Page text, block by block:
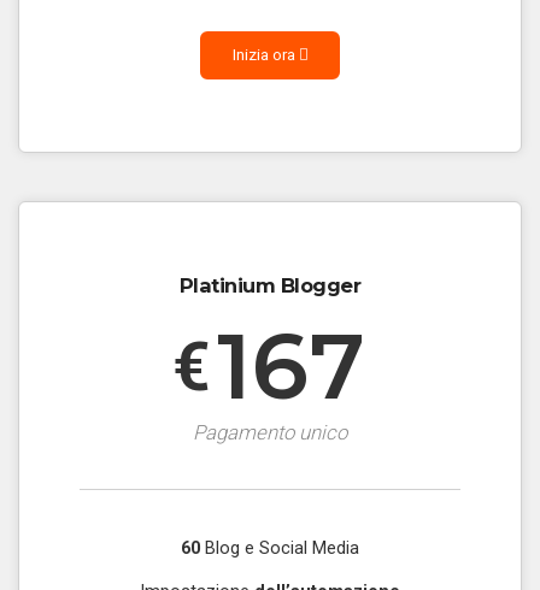
Inizia ora
Platinium Blogger
€167
Pagamento unico
60 Blog e Social Media